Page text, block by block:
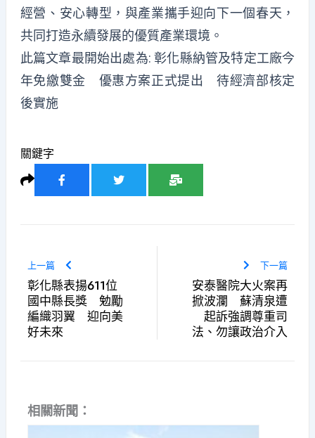
經營、安心轉型，與產業攜手迎向下一個春天，
共同打造永續發展的優質產業環境。
此篇文章最開始出處為:彰化縣納管及特定工廠今
年免繳雙金 優惠方案正式提出 待經濟部核定
後實施
關鍵字
上一篇
彰化縣表揚611位
國中縣長獎 勉勵
編織羽翼 迎向美
好未來
下一篇
安泰醫院大火案再
掀波瀾 蘇清泉遭
起訴強調尊重司
法、勿讓政治介入
相關新聞：